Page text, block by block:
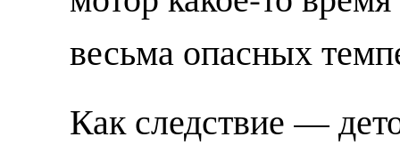
весьма опасных
Как следствие —